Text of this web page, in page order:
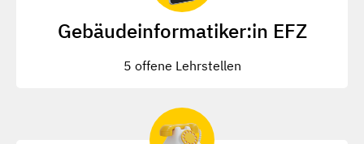
Gebäudeinformatiker:in EFZ
5 offene Lehrstellen